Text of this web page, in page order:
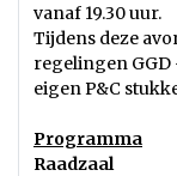
vanaf 19.30 uur.
Tijdens deze
regelingen GGD
eigen P&C
Programma
Raadzaal